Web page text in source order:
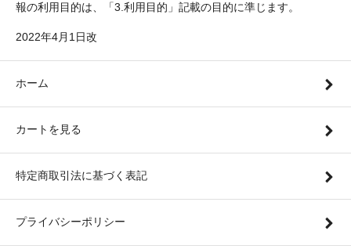
報の利用目的は、「3.利用目的」記載の目的に準じます。
2022年4月1日改
ホーム
カートを見る
特定商取引法に基づく表記
プライバシーポリシー